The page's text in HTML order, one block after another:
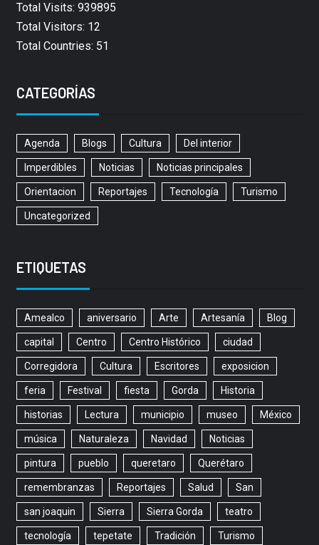
Total Visits: 939895
Total Visitors: 12
Total Countries: 51
CATEGORÍAS
Agenda Blogs Cultura Del interior
Imperdibles Noticias Noticias principales
Orientacion Reportajes Tecnología Turismo
Uncategorized
ETIQUETAS
Amealco aniversario Arte Artesanía Blog
capital Centro Centro Histórico ciudad
Corregidora Cultura Escritores exposicion
feria Festival fiesta Gorda Historia
historias Lectura municipio museo México
música Naturaleza Navidad Noticias
pintura pueblo queretaro Querétaro
remembranzas Reportajes Salud San
san joaquin Sierra Sierra Gorda teatro
tecnología tepetate Tradición Turismo